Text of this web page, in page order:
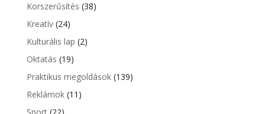
Korszerűsítés (38)
Kreatív(24)
Kulturális lap (2)
Oktatás (19)
Praktikus megoldások(139)
Reklámok(11)